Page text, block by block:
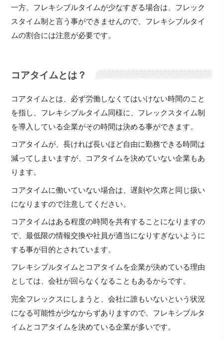
一方、フレキシブルタイムが少なすぎる場合は、フレック
スタイム制と言う事ができませんので、フレキシブルタイ
ムの割合には注意が必要です。
コアタイムとは？
コアタイムとは、必ず労働しなくてはいけない時間のこと
を指し、フレキシブルタイム同様に、フレックスタイム制
を導入している企業がその時間は決める事ができます。
コアタイムが、長ければ長いほど自由に勤務できる時間は
減ってしまいますが、コアタイムを決めていない企業もあ
ります。
コアタイムに働いていない場合は、遅刻や欠席と同じ扱い
になりますので注意してください。
コアタイムはある程度の時間を共有することになりますの
で、最低限の情報交換や社員が適当になりすぎないように
する事が目的とされています。
フレキシブルタイムとコアタイムを企業が決めている理由
としては、会社が回らなくなることもあるからです。
完全フレックスにしまうと、会社に誰もいないという状況
になる可能性が少なからずありますので、フレキシブルタ
イムとコアタイムを決めている企業が多いです。